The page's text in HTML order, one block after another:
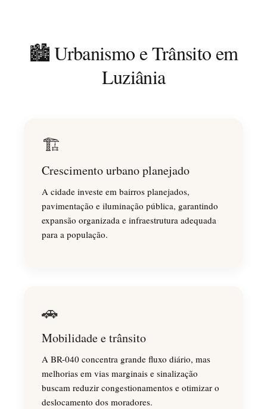
🏙️ Urbanismo e Trânsito em
Luziânia
🏗️
Crescimento urbano planejado
A cidade investe em bairros planejados,
pavimentação e iluminação pública, garantindo
expansão organizada e infraestrutura adequada
para a população.
🚗
Mobilidade e trânsito
A BR-040 concentra grande fluxo diário, mas
melhorias em vias marginais e sinalização
buscam reduzir congestionamentos e otimizar o
deslocamento dos moradores.